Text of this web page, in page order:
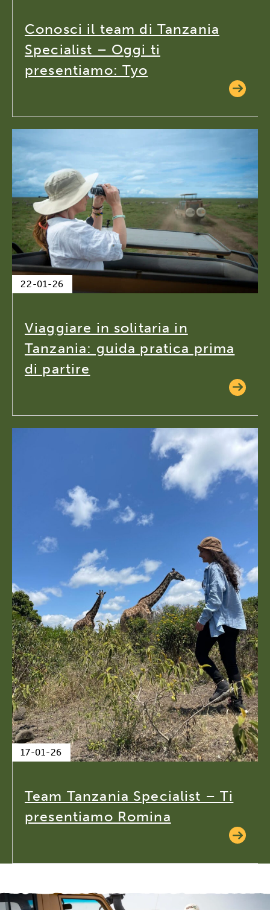
Conosci il team di Tanzania
Specialist – Oggi ti
presentiamo: Tyo
22-01-26
Viaggiare in solitaria in
Tanzania: guida pratica prima
di partire
17-01-26
Team Tanzania Specialist – Ti
presentiamo Romina